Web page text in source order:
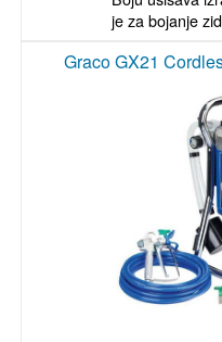
je za bojanje
Graco GX21